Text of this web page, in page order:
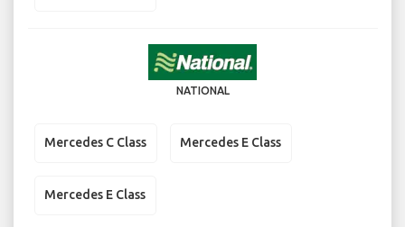
NATIONAL
Mercedes C Class Mercedes E Class
Mercedes E Class